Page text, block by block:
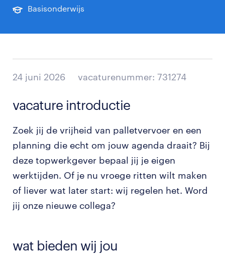
Basisonderwijs
24 juni 2026 vacaturenummer: 731274
vacature introductie
Zoek jij de vrijheid van palletvervoer en een
planning die echt om jouw agenda draait? Bij
deze topwerkgever bepaal jij je eigen
werktijden. Of je nu vroege ritten wilt maken
of liever wat later start: wij regelen het. Word
jij onze nieuwe collega?
wat bieden wij jou